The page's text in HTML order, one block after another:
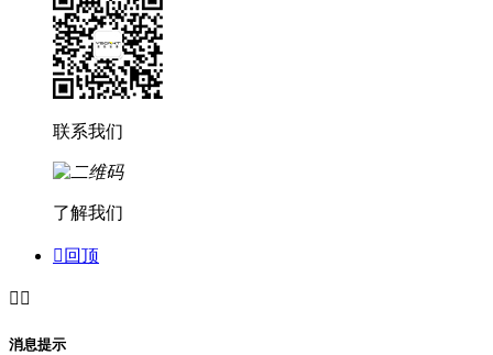
联系我们
了解我们
 回顶
 
消息提示